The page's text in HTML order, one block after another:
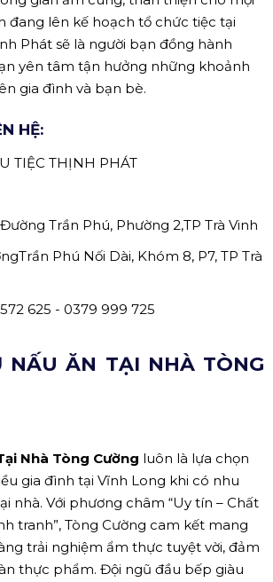
đang lên kế hoạch tổ chức tiệc tại
Phát sẽ là người bạn đồng hành
yên tâm tận hưởng những khoảnh
gia đình và bạn bè.
HỆ:
TIỆC THỊNH PHÁT
Trần Phú, Phường 2,TP Trà Vinh
Phú Nối Dài, Khóm 8, P7, TP Trà
625 - 0379 999 725
NẤU ĂN TẠI NHÀ TÒNG
Nhà Tòng Cường luôn là lựa chọn
gia đình tại Vĩnh Long khi có nhu
nhà. Với phương châm “Uy tín – Chất
tranh”, Tòng Cường cam kết mang
trải nghiệm ẩm thực tuyệt vời, đảm
thực phẩm. Đội ngũ đầu bếp giàu